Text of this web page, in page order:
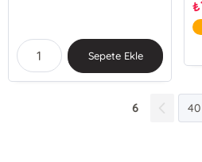
Sepete Ekle
₺
6